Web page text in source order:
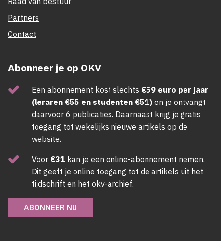
Partners
Contact
Abonneer je op OKV
Een abonnement kost slechts €59 euro per jaar
(leraren €55 en studenten €51) en je ontvangt
daarvoor 6 publicaties. Daarnaast krijg je gratis
toegang tot wekelijks nieuwe artikels op de
website.
Voor €31 kan je een online-abonnement nemen.
Dit geeft je online toegang tot de artikels uit het
tijdschrift en het okv-archief.
ABONNEER NU